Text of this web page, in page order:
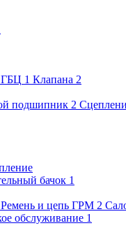
ГБЦ 1 Клапана 2
подшипник 2
бачок 1
Ремень и цепь ГРМ 2
обслуживание 1